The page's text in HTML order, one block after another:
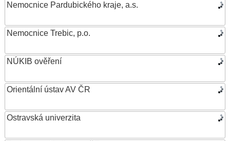
Nemocnice Pardubického kraje, a.s.
Nemocnice Trebic, p.o.
NÚKIB ověření
Orientální ústav AV ČR
Ostravská univerzita